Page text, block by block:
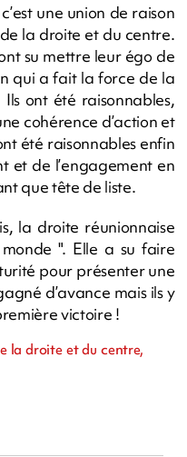
une union de raison
la droite et du centre.
su mettre leur égo de
qui a fait la force de la
ont été raisonnables,
cohérence d’action et
été raisonnables enfin
et de l’engagement en
que tête de liste.
la droite réunionnaise
". Elle a su faire
pour présenter une
d’avance mais ils y
victoire !
la droite et du centre,